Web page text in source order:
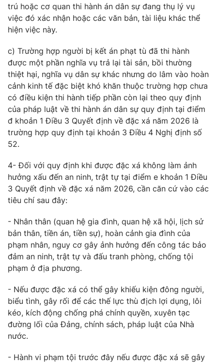
trú hoặc cơ quan thi hành án dân sự đang thụ lý vụ
việc đó xác nhận hoặc các văn bản, tài liệu khác thể
hiện việc này.
c) Trường hợp người bị kết án phạt tù đã thi hành
được một phần nghĩa vụ trả lại tài sản, bồi thường
thiệt hại, nghĩa vụ dân sự khác nhưng do lâm vào hoàn
cảnh kinh tế đặc biệt khó khăn thuộc trường hợp chưa
có điều kiện thi hành tiếp phần còn lại theo quy định
của pháp luật về thi hành án dân sự quy định tại điểm
đ khoản 1 Điều 3 Quyết định về đặc xá năm 2026 là
trường hợp quy định tại khoản 3 Điều 4 Nghị định số
52.
4- Đối với quy định khi được đặc xá không làm ảnh
hưởng xấu đến an ninh, trật tự tại điểm e khoản 1 Điều
3 Quyết định về đặc xá năm 2026, cần căn cứ vào các
tiêu chí sau đây:
- Nhân thân (quan hệ gia đình, quan hệ xã hội, lịch sử
bản thân, tiền án, tiền sự), hoàn cảnh gia đình của
phạm nhân, nguy cơ gây ảnh hưởng đến công tác bảo
đảm an ninh, trật tự và đấu tranh phòng, chống tội
phạm ở địa phương.
- Nếu được đặc xá có thể gây khiếu kiện đông người,
biểu tình, gây rối để các thế lực thù địch lợi dụng, lôi
kéo, kích động chống phá chính quyền, xuyên tạc
đường lối của Đảng, chính sách, pháp luật của Nhà
nước.
- Hành vi phạm tội trước đây nếu được đặc xá sẽ gây